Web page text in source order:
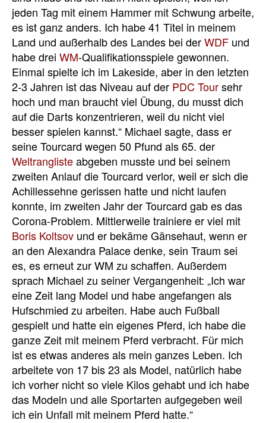
jeden Tag mit einem Hammer mit Schwung arbeite,
es ist ganz anders. Ich habe 41 Titel in meinem
Land und außerhalb des Landes bei derWDF und
habe drei WM-Qualifikationsspiele gewonnen.
Einmal spielte ich im Lakeside, aber in den letzten
2-3 Jahren ist das Niveau auf der PDC Toursehr
hoch und man braucht viel Übung, du musst dich
auf die Darts konzentrieren, weil du nicht viel
besser spielen kannst.“ Michael sagte, dass er
seine Tourcard wegen 50 Pfund als 65. der
Weltranglisteabgeben musste und bei seinem
zweiten Anlauf die Tourcard verlor, weil er sich die
Achillessehne gerissen hatte und nicht laufen
konnte, im zweiten Jahr der Tourcard gab es das
Corona-Problem. Mittlerweile trainiere er viel mit
Boris Koltsov und er bekäme Gänsehaut, wenn er
an den Alexandra Palace denke, sein Traum sei
es, es erneut zur WM zu schaffen. Außerdem
sprach Michael zu seiner Vergangenheit: „Ich war
eine Zeit lang Model und habe angefangen als
Hufschmied zu arbeiten. Habe auch Fußball
gespielt und hatte ein eigenes Pferd, ich habe die
ganze Zeit mit meinem Pferd verbracht. Für mich
ist es etwas anderes als mein ganzes Leben. Ich
arbeitete von 17 bis 23 als Model, natürlich habe
ich vorher nicht so viele Kilos gehabt und ich habe
das Modeln und alle Sportarten aufgegeben weil
ich ein Unfall mit meinem Pferd hatte.“